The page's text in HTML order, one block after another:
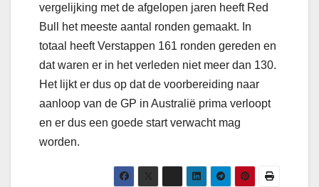
vergelijking met de afgelopen jaren heeft Red
Bull het meeste aantal ronden gemaakt. In
totaal heeft Verstappen 161 ronden gereden en
dat waren er in het verleden niet meer dan 130.
Het lijkt er dus op dat de voorbereiding naar
aanloop van de GP in Australië prima verloopt
en er dus een goede start verwacht mag
worden.